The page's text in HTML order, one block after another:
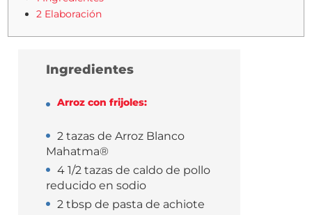
2 Elaboración
Ingredientes
Arroz con frijoles:
2 tazas de Arroz Blanco
Mahatma®
4 1/2 tazas de caldo de pollo
reducido en sodio
2 tbsp de pasta de achiote